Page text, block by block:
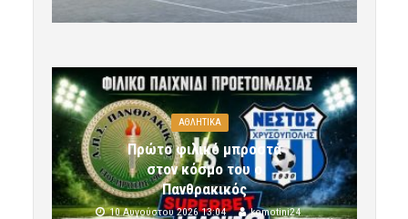
ΑΘΛΗΤΙΚΑ
Πρώτο φιλικό μπροστά
στον κόσμο του ο
Πανθρακικός
10 Αυγούστου 2026 13:04 komotini24